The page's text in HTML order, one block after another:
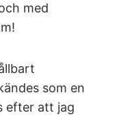
med
som en
efter att jag